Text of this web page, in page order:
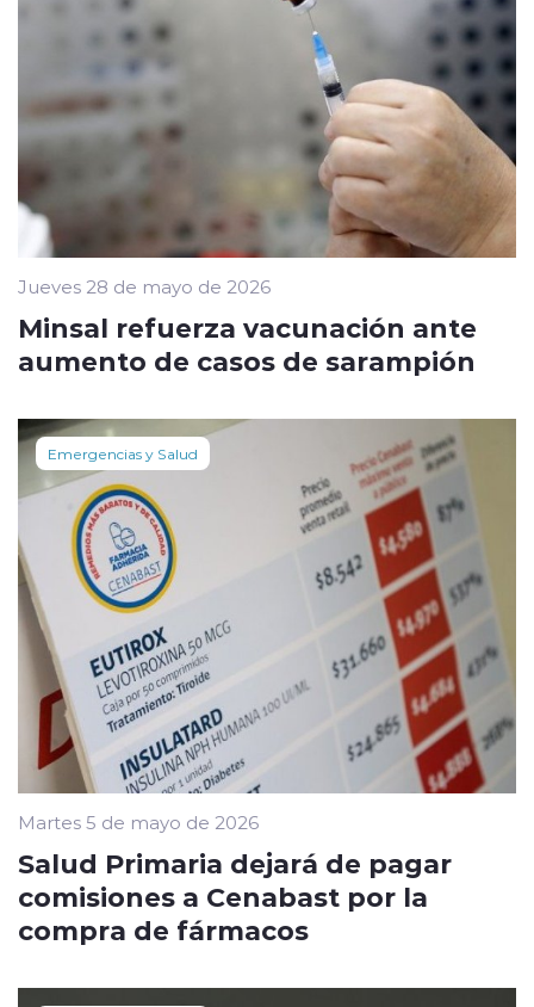
Jueves 28 de mayo de 2026
Minsal refuerza vacunación ante
aumento de casos de sarampión
Emergencias y Salud
Martes 5 de mayo de 2026
Salud Primaria dejará de pagar
comisiones a Cenabast por la
compra de fármacos